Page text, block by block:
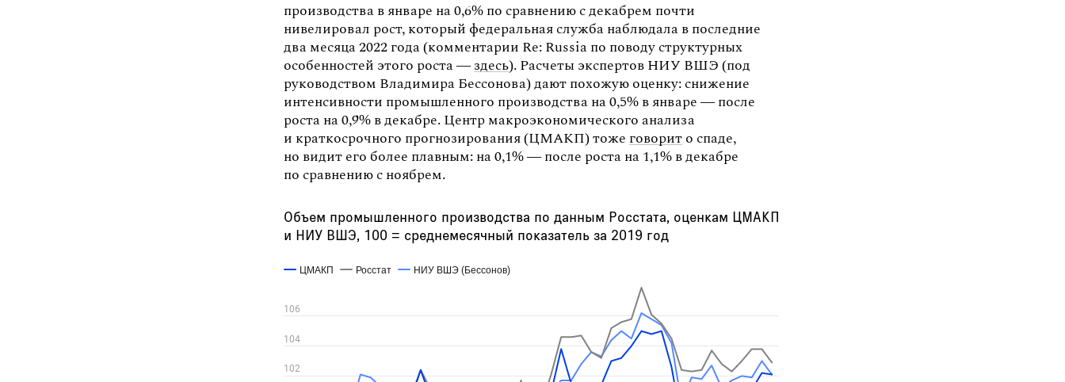
производства в январе на 0,6% по сравнению с декабрем почти
нивелировал рост, который федеральная служба наблюдала в последние
два месяца 2022 года (комментарии Re: Russia по поводу структурных
особенностей этого роста —здесь). Расчеты экспертов НИУ ВШЭ (под
руководством Владимира Бессонова) дают похожую оценку: снижение
интенсивности промышленного производства на 0,5% в январе — после
роста на 0,9% в декабре. Центр макроэкономического анализа
и краткосрочного прогнозирования (ЦМАКП) тоже говорито спаде,
но видит его более плавным: на 0,1% — после роста на 1,1% в декабре
по сравнению с ноябрем.
Объем промышленного производства по данным Росстата, оценкам ЦМАКП
и НИУ ВШЭ, 100 = среднемесячный показатель за 2019 год